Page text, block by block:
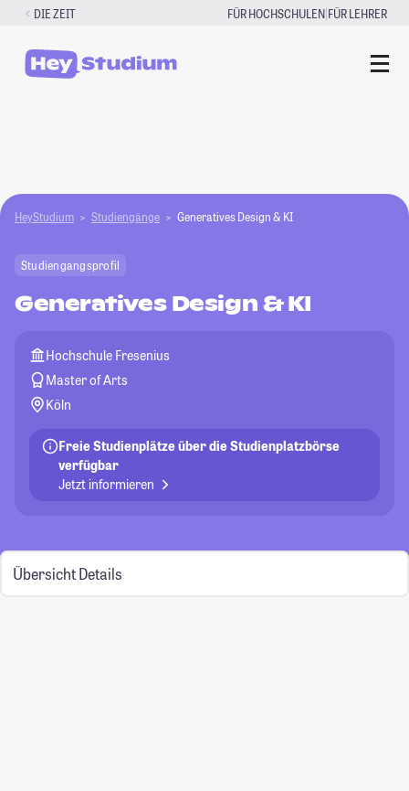
Zum
springen
DIE ZEIT FÜR HOCHSCHULEN|FÜR LEHRER
HeyStudium Studiengänge Generatives Design & KI
Studiengangsprofil
Generatives Design & KI
Hochschule Fresenius
Master of Arts
Köln
Freie Studienplätze über die Studienplatzbörse
verfügbar
Jetzt informieren
Übersicht Details